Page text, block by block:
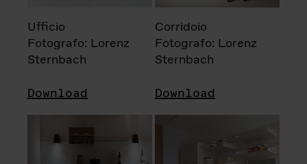
Ufficio
Fotografo: Lorenz
Sternbach
Download
Corridoio
Fotografo: Lorenz
Sternbach
Download